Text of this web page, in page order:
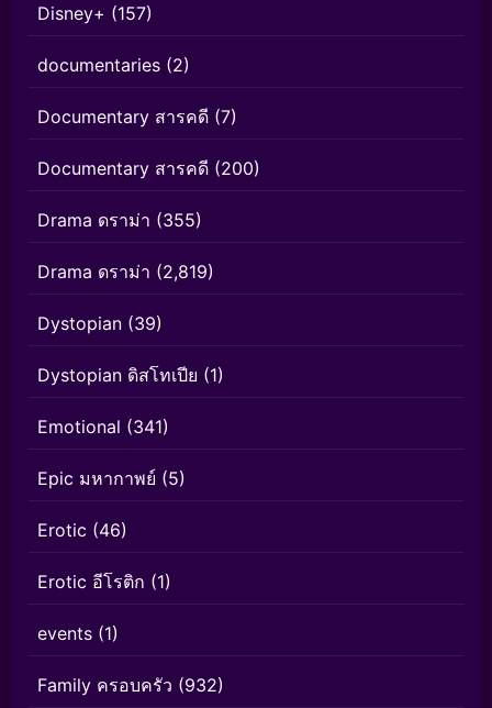
Disney+ (157)
documentaries (2)
Documentary สารคดี (7)
Documentary สารคดี (200)
Drama ดราม่า (355)
Drama ดราม่า (2,819)
Dystopian (39)
Dystopian ดิสโทเปีย (1)
Emotional (341)
Epic มหากาพย์ (5)
Erotic (46)
Erotic อีโรติก (1)
events (1)
Family ครอบครัว (932)